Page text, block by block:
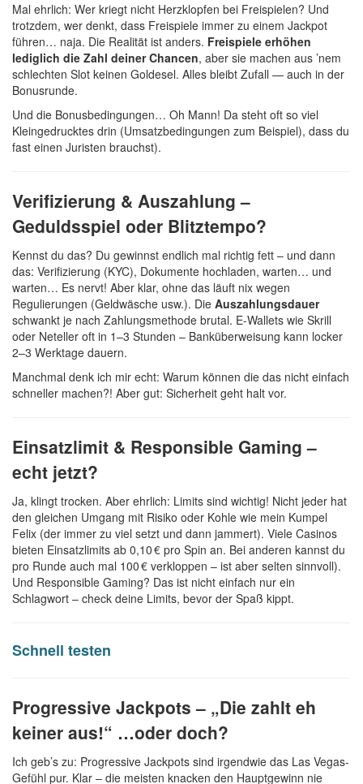
Mal ehrlich: Wer kriegt nicht Herzklopfen bei Freispielen? Und
trotzdem, wer denkt, dass Freispiele immer zu einem Jackpot
führen… naja. Die Realität ist anders. Freispiele erhöhen
lediglich die Zahl deiner Chancen, aber sie machen aus ’nem
schlechten Slot keinen Goldesel. Alles bleibt Zufall — auch in der
Bonusrunde.
Und die Bonusbedingungen… Oh Mann! Da steht oft so viel
Kleingedrucktes drin (Umsatzbedingungen zum Beispiel), dass du
fast einen Juristen brauchst).
Verifizierung & Auszahlung –
Geduldsspiel oder Blitztempo?
Kennst du das? Du gewinnst endlich mal richtig fett – und dann
das: Verifizierung (KYC), Dokumente hochladen, warten… und
warten… Es nervt! Aber klar, ohne das läuft nix wegen
Regulierungen (Geldwäsche usw.). Die Auszahlungsdauer
schwankt je nach Zahlungsmethode brutal. E-Wallets wie Skrill
oder Neteller oft in 1–3 Stunden – Banküberweisung kann locker
2–3 Werktage dauern.
Manchmal denk ich mir echt: Warum können die das nicht einfach
schneller machen?! Aber gut: Sicherheit geht halt vor.
Einsatzlimit & Responsible Gaming –
echt jetzt?
Ja, klingt trocken. Aber ehrlich: Limits sind wichtig! Nicht jeder hat
den gleichen Umgang mit Risiko oder Kohle wie mein Kumpel
Felix (der immer zu viel setzt und dann jammert). Viele Casinos
bieten Einsatzlimits ab 0,10 € pro Spin an. Bei anderen kannst du
pro Runde auch mal 100 € verkloppen – ist aber selten sinnvoll).
Und Responsible Gaming? Das ist nicht einfach nur ein
Schlagwort – check deine Limits, bevor der Spaß kippt.
Schnell testen
Progressive Jackpots – „Die zahlt eh
keiner aus!“ …oder doch?
Ich geb’s zu: Progressive Jackpots sind irgendwie das Las Vegas-
Gefühl pur. Klar – die meisten knacken den Hauptgewinn nie